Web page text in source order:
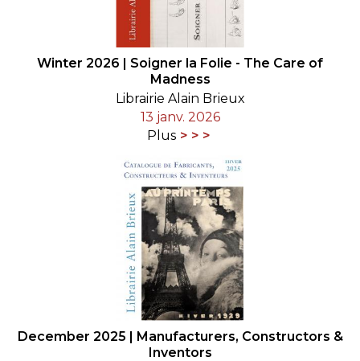
Winter 2026 | Soigner la Folie - The Care of
Madness
Librairie Alain Brieux
13 janv. 2026
Plus
December 2025 | Manufacturers, Constructors &
Inventors